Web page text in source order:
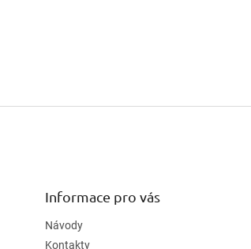
Informace pro vás
Návody
Kontakty